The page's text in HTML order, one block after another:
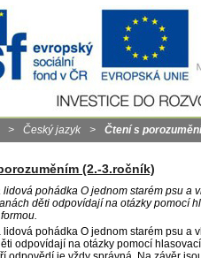
> Český jazyk > Čtení s
(2.-3.ročník)
lidová pohádka O jednom starém psu a
děti odpovídají na otázky pomocí
lidová pohádka O jednom starém psu a
odpovídají na otázky pomocí